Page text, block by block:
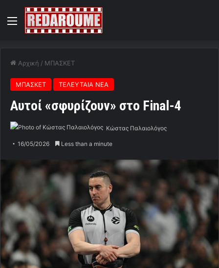
Menu
Αρχική / ΜΠΑΣΚΕΤ
ΜΠΑΣΚΕΤ ΤΕΛΕΥΤΑΙΑ ΝΕΑ
Αυτοί «σφυρίζουν» στο Final-4
Κώστας Παλαιολόγος
16/05/2026 Less than a minute